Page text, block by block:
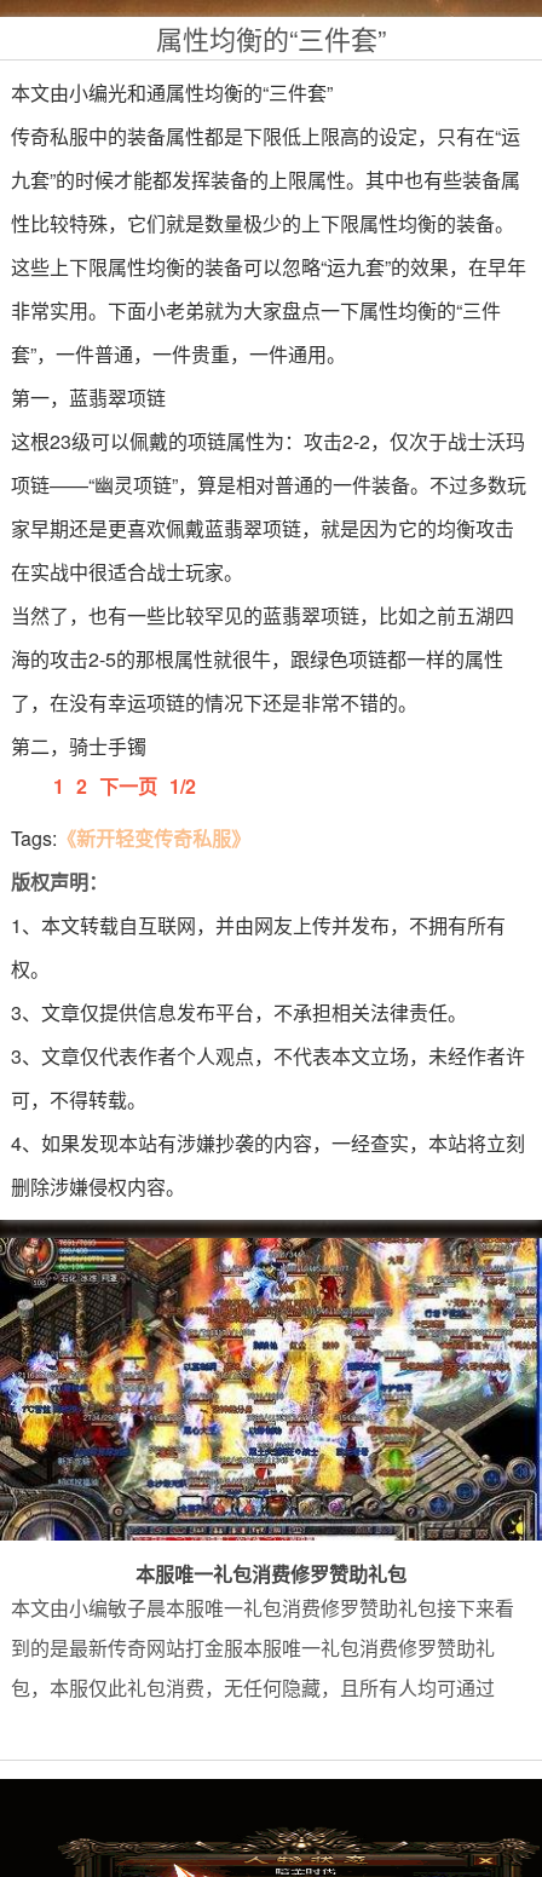
属性均衡的“三件套”
本文由小编光和通属性均衡的“三件套”
传奇私服中的装备属性都是下限低上限高的设定，只有在“运
九套”的时候才能都发挥装备的上限属性。其中也有些装备属
性比较特殊，它们就是数量极少的上下限属性均衡的装备。
这些上下限属性均衡的装备可以忽略“运九套”的效果，在早年
非常实用。下面小老弟就为大家盘点一下属性均衡的“三件
套”，一件普通，一件贵重，一件通用。
第一，蓝翡翠项链
这根23级可以佩戴的项链属性为：攻击2-2，仅次于战士沃玛
项链——“幽灵项链”，算是相对普通的一件装备。不过多数玩
家早期还是更喜欢佩戴蓝翡翠项链，就是因为它的均衡攻击
在实战中很适合战士玩家。
当然了，也有一些比较罕见的蓝翡翠项链，比如之前五湖四
海的攻击2-5的那根属性就很牛，跟绿色项链都一样的属性
了，在没有幸运项链的情况下还是非常不错的。
第二，骑士手镯
1 2 下一页 1/2
Tags: 《新开轻变传奇私服》
版权声明：
1、本文转载自互联网，并由网友上传并发布，不拥有所有
权。
3、文章仅提供信息发布平台，不承担相关法律责任。
3、文章仅代表作者个人观点，不代表本文立场，未经作者许
可，不得转载。
4、如果发现本站有涉嫌抄袭的内容，一经查实，本站将立刻
删除涉嫌侵权内容。
本服唯一礼包消费修罗赞助礼包
本文由小编敏子晨本服唯一礼包消费修罗赞助礼包接下来看
到的是最新传奇网站打金服本服唯一礼包消费修罗赞助礼
包，本服仅此礼包消费，无任何隐藏，且所有人均可通过